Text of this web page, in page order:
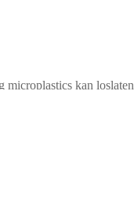
microplastics kan loslaten